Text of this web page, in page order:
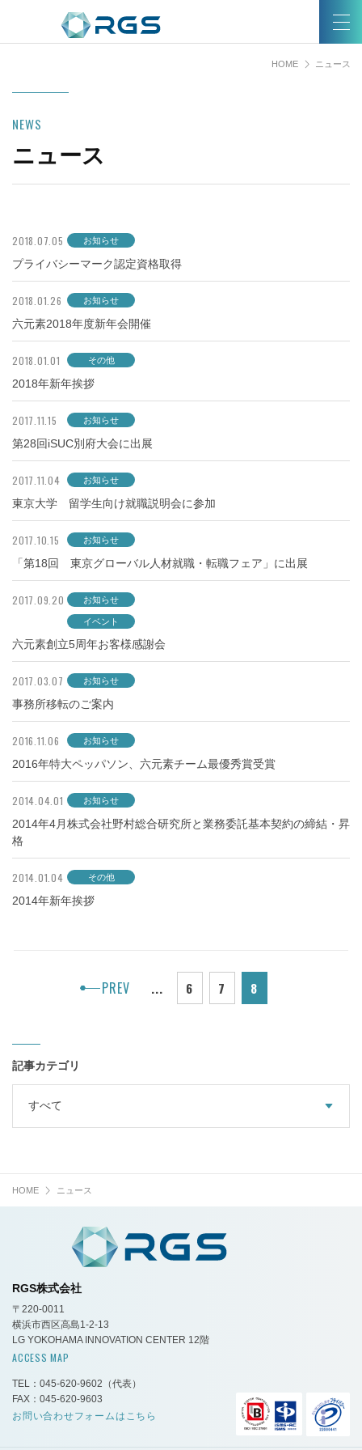
HOME ニュース
NEWS
ニュース
2018.07.05 お知らせ
プライバシーマーク認定資格取得
2018.01.26 お知らせ
六元素2018年度新年会開催
2018.01.01 その他
2018年新年挨拶
2017.11.15 お知らせ
第28回iSUC別府大会に出展
2017.11.04 お知らせ
東京大学 留学生向け就職説明会に参加
2017.10.15 お知らせ
「第18回 東京グローバル人材就職・転職フェア」に出展
2017.09.20 お知らせ
イベント
六元素創立5周年お客様感謝会
2017.03.07 お知らせ
事務所移転のご案内
2016.11.06 お知らせ
2016年特大ペッパソン、六元素チーム最優秀賞受賞
2014.04.01 お知らせ
2014年4月株式会社野村総合研究所と業務委託基本契約の締結・昇
格
2014.01.04 その他
2014年新年挨拶
PREV ... 6 7 8
記事カテゴリ
すべて
HOME ニュース
RGS株式会社
〒220-0011
横浜市西区高島1-2-13
LG YOKOHAMA INNOVATION CENTER 12階
ACCESS MAP
TEL：045-620-9602 （代表）
FAX：045-620-9603
お問い合わせフォームはこちら